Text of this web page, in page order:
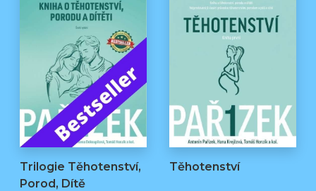
Trilogie Těhotenství,
Porod, Dítě
Těhotenství